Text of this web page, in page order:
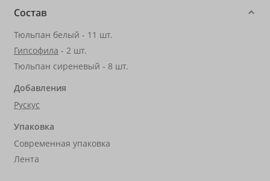
Состав
Тюльпан белый - 11 шт.
Гипсофила - 2 шт.
Тюльпан сиреневый - 8 шт.
Добавления
Рускус
Упаковка
Современная упаковка
Лента